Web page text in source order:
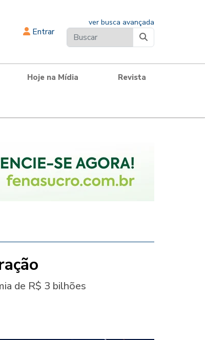
Entrar
ver busca avançada
Hoje na Mídia Revista
de R$ 3 bilhões